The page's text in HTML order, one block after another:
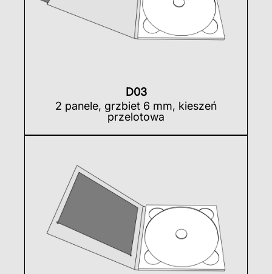
D03
2 panele, grzbiet 6 mm, kieszeń
przelotowa